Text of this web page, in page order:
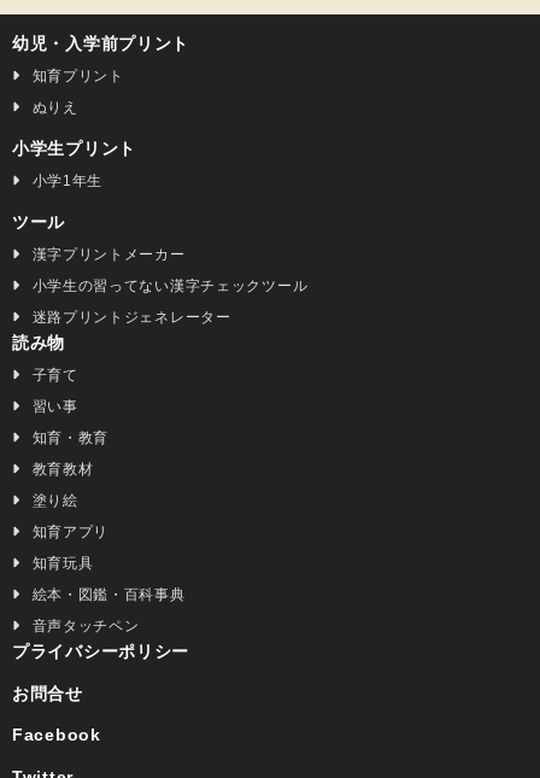
幼児・入学前プリント
知育プリント
ぬりえ
小学生プリント
小学1年生
ツール
漢字プリントメーカー
小学生の習ってない漢字チェックツール
迷路プリントジェネレーター
読み物
子育て
習い事
知育・教育
教育教材
塗り絵
知育アプリ
知育玩具
絵本・図鑑・百科事典
音声タッチペン
プライバシーポリシー
お問合せ
Facebook